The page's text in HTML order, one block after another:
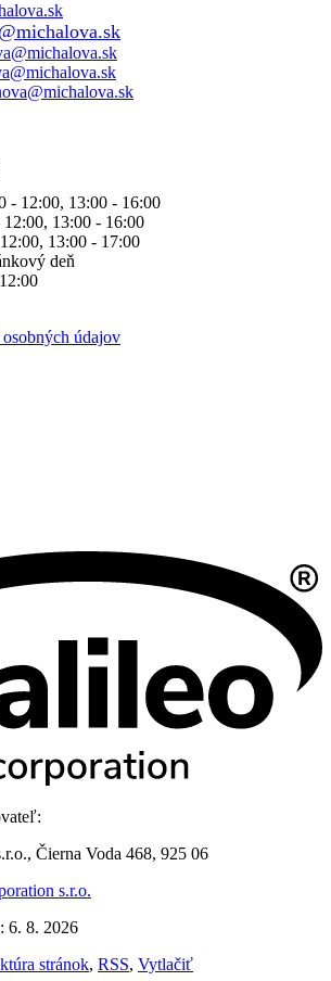
- 12:00, 13:00 - 16:00
12:00, 13:00 - 16:00
13:00 - 17:00
deň
údajov
Čierna Voda 468, 925 06
s.r.o.
6. 8. 2026
stránok, RSS, Vytlačiť